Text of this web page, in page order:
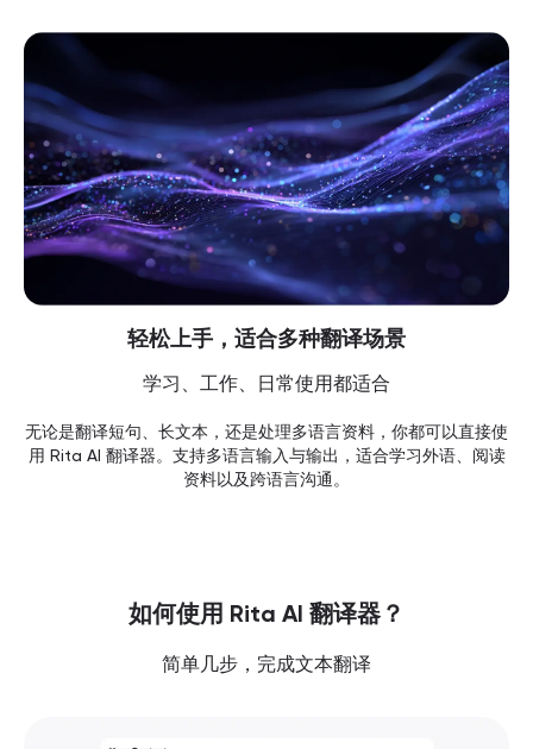
轻松上手，适合多种翻译场景
学习、工作、日常使用都适合
无论是翻译短句、长文本，还是处理多语言资料，你都可以直接使
用 Rita AI 翻译器。支持多语言输入与输出，适合学习外语、阅读
资料以及跨语言沟通。
如何使用 Rita AI 翻译器？
简单几步，完成文本翻译